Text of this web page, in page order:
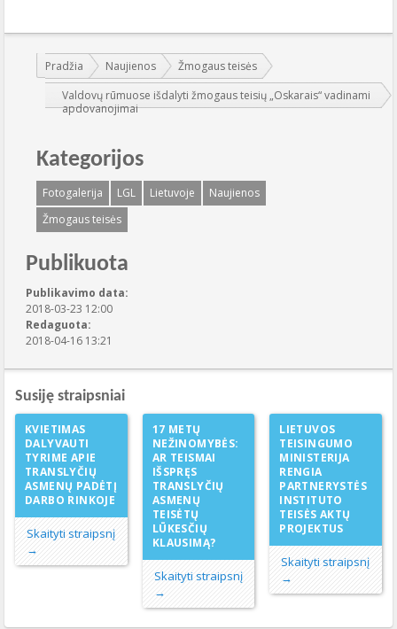
Jūs esate čia:
Pradžia Naujienos
Žmogaus teisės
Valdovų rūmuose išdalyti žmogaus teisių „Oskarais“ vadinami
apdovanojimai
Kategorijos
Fotogalerija LGL Lietuvoje
Naujienos
Žmogaus teisės
Publikuota
Publikavimo data:
2018-03-23 12:00
Redaguota:
2018-04-16 13:21
Susiję straipsniai
KVIETIMAS
DALYVAUTI
TYRIME APIE
TRANSLYČIŲ
ASMENŲ PADĖTĮ
DARBO RINKOJE
Skaityti straipsnį
→
17 METŲ
NEŽINOMYBĖS:
AR TEISMAI
IŠSPRĘS
TRANSLYČIŲ
ASMENŲ
TEISĖTŲ
LŪKESČIŲ
KLAUSIMĄ?
Skaityti straipsnį
→
LIETUVOS
TEISINGUMO
MINISTERIJA
RENGIA
PARTNERYSTĖS
INSTITUTO
TEISĖS AKTŲ
PROJEKTUS
Skaityti straipsnį
→